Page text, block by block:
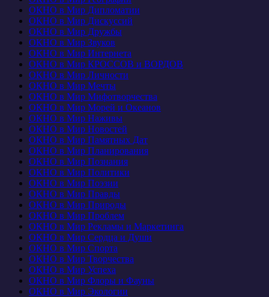
ОКНО в Мир Дипломатии
ОКНО в Мир Дискуссий
ОКНО в Мир Дружбы
ОКНО в Мир Звуков
ОКНО в Мир Интернета
ОКНО в Мир КРОССОВ и ВОРДОВ
ОКНО в Мир Личности
ОКНО в Мир Мечты
ОКНО в Мир Мифотворчества
ОКНО в Мир Морей и Океанов
ОКНО в Мир Наживы
ОКНО в Мир Новостей
ОКНО в Мир Памятных Дат
ОКНО в Мир Планирования
ОКНО в Мир Познания
ОКНО в Мир Политики
ОКНО в Мир Поэзии
ОКНО в Мир Правды
ОКНО в Мир Природы
ОКНО в Мир Проблем
ОКНО в Мир Рекламы и Маркетинга
ОКНО в Мир Сердца и Души
ОКНО в Мир Спорта
ОКНО в Мир Творчества
ОКНО в Мир Успеха
ОКНО в Мир Флоры и Фауны
ОКНО в Мир Экологии